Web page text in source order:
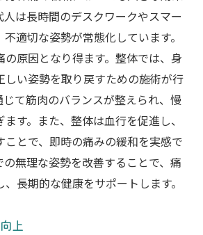
は長時間のデスクワークやスマー
適切な姿勢が常態化しています。
の原因となり得ます。整体では、身
しい姿勢を取り戻すための施術が行
て筋肉のバランスが整えられ、慢
す。また、整体は血行を促進し、
とで、即時の痛みの緩和を実感で
無理な姿勢を改善することで、痛
長期的な健康をサポートします。
上